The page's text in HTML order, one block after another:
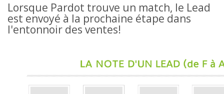
Lorsque Pardot trouve un match, le Lead
est envoyé à la prochaine étape dans
l'entonnoir des ventes!